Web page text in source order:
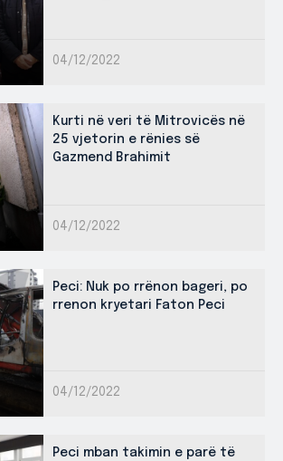
04/12/2022
Kurti në veri të Mitrovicës në
25 vjetorin e rënies së
Gazmend Brahimit
04/12/2022
Peci: Nuk po rrënon bageri, po
rrenon kryetari Faton Peci
04/12/2022
Peci mban takimin e parë të